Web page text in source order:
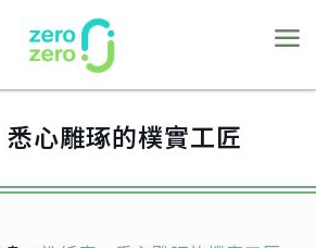
心雕琢的樸實工匠